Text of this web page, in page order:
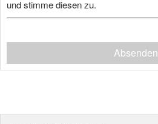
und stimme diesen zu.
Absenden